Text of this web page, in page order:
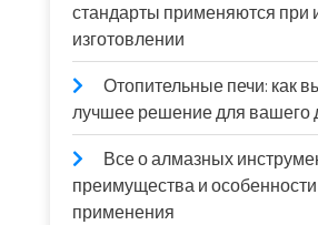
стандарты применяются при
изготовлении
Отопительные печи: как
лучшее решение для вашего
Все о алмазных
преимущества и особенности
применения